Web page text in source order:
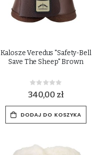
Kalosze Veredus "Safety-Bell
Save The Sheep" Brown
Rating:
0%
340,00 zł
DODAJ DO KOSZYKA